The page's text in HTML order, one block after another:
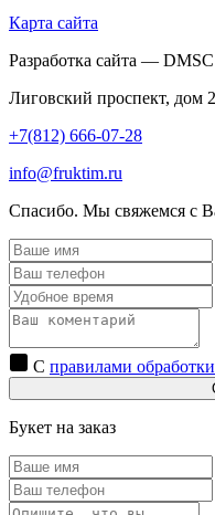
Карта сайта
Разработка сайта — DMSC
Лиговский проспект, дом
+7(812) 666-07-28
info@fruktim.ru
Спасибо. Мы свяжемся с
С правилами обработки
Букет на заказ